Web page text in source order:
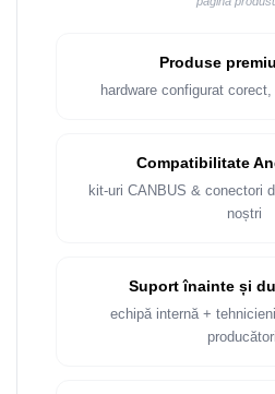
Produse
hardware configurat
Compatibilitate
kit-uri CANBUS & conectori
noștri
Suport înainte și
echipă internă +
producători